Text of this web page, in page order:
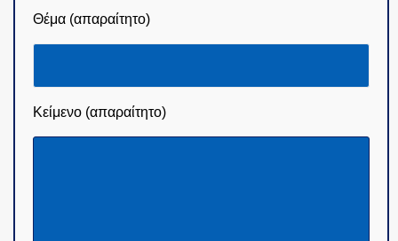
Θέμα (απαραίτητο)
Κείμενο (απαραίτητο)